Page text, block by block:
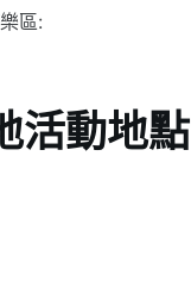
區:
活動地點